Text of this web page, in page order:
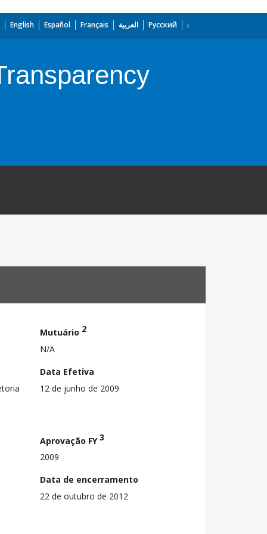
English Español Français العربية Русский
Mutuário 2
N/A
Data Efetiva
12 de junho de 2009
Aprovação FY3
2009
Data de encerramento
22 de outubro de 2012